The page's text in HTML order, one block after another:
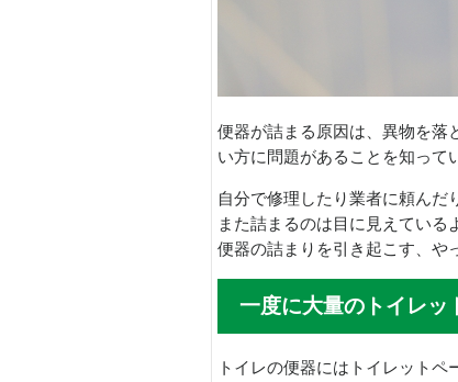
便器が詰まる原因は、異物を落
い方に問題があることを知って
自分で修理したり業者に頼んだ
また詰まるのは目に見えている
便器の詰まりを引き起こす、や
一度に大量のトイレッ
トイレの便器にはトイレット